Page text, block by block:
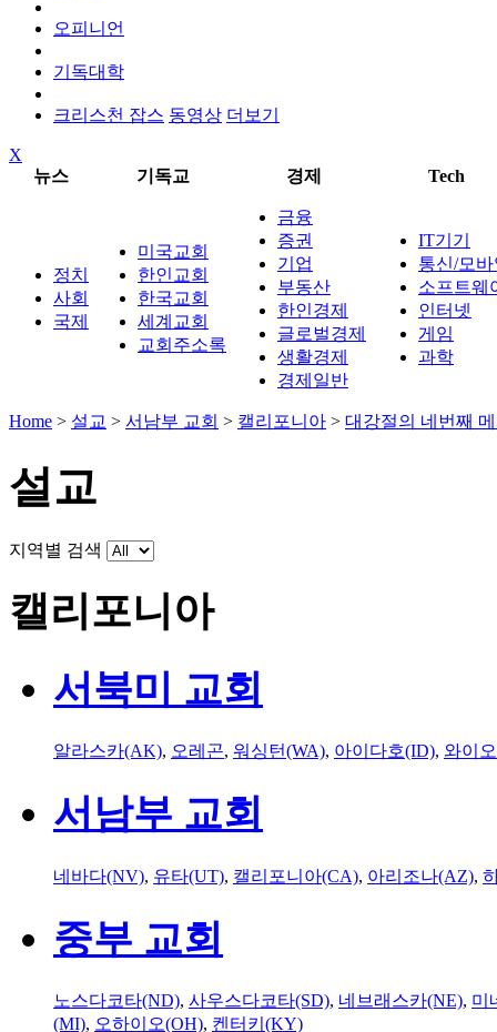
오피니언
기독대학
크리스천 잡스 동영상 더보기
X
뉴스
기독교 경제 Tech
정치
사회
국제
미국교회
한인교회
한국교회
세계교회
교회주소록
금융
증권
기업
부동산
한인경제
글로벌경제
생활경제
경제일반
IT기기
통신/모
소프트웨
인터넷
게임
과학
Home > 설교 > 서남부 교회 > 캘리포니아 > 대강절의 네번째
설교
지역별 검색
캘리포니아
서북미 교회
알라스카(AK), 오레곤, 워싱턴(WA), 아이다호(ID), 와이
서남부 교회
네바다(NV), 유타(UT), 캘리포니아(CA), 아리조나(AZ),
중부 교회
노스다코타(ND), 사우스다코타(SD), 네브래스카(NE), 미
(MI), 오하이오(OH), 켄터키(KY)